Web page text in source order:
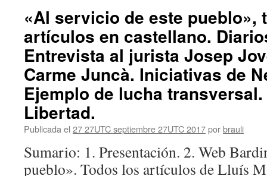
«Al servicio de este pueblo»,
artículos en castellano.
Entrevista al jurista Josep
Carme Juncà. Iniciativas de
Ejemplo de lucha
Libertad.
Publicada el 27 27UTC septiembre 27UTC 2017porbrauli
Sumario: 1. Presentación. 2. Web
pueblo». Todos los artículos de Lluís